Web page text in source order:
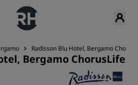
Radisson Blu Hotel, Bergamo
Bergamo ChorusLife